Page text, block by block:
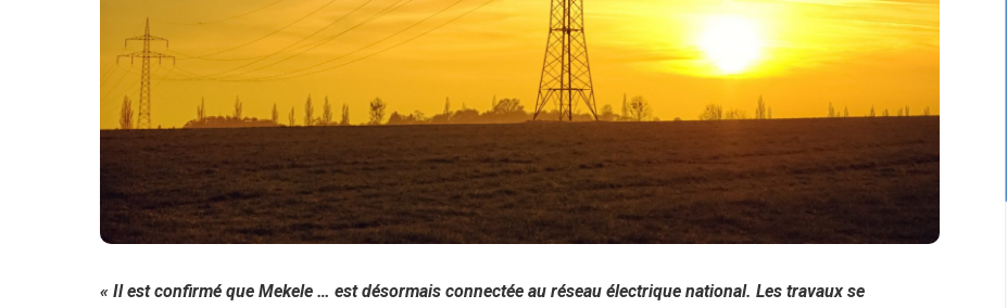
« Il est confirmé que Mekele … est désormais connectée au réseau électrique national. Les travaux se